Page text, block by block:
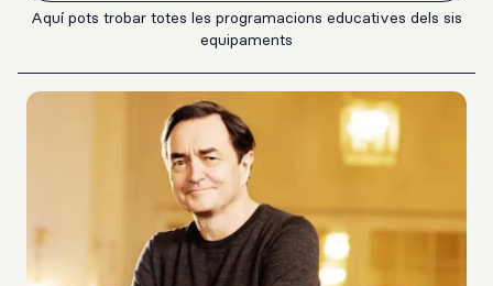
Aquí pots trobar totes les programacions educatives dels sis
equipaments